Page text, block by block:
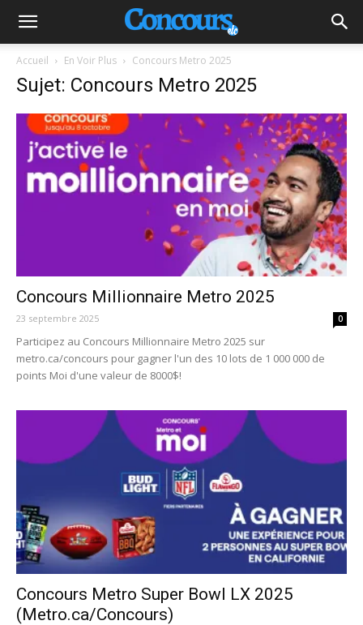
Accueil En Voir Plus Concours Metro 2025
Sujet: Concours Metro 2025
Concours Millionnaire Metro 2025
23 septembre 2025 0
Participez au Concours Millionnaire Metro 2025 sur
metro.ca/concours pour gagner l'un des 10 lots de 1 000 000 de
points Moi d'une valeur de 8000$!
Concours Metro Super Bowl LX 2025
(Metro.ca/Concours)